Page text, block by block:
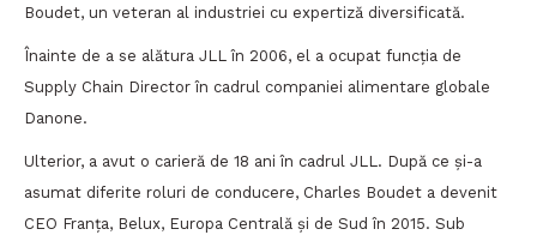
Boudet, un veteran al industriei cu expertiză diversificată.
Înainte de a se alătura JLL în 2006, el a ocupat funcția de
Supply Chain Director în cadrul companiei alimentare globale
Danone.
Ulterior, a avut o carieră de 18 ani în cadrul JLL. După ce și-a
asumat diferite roluri de conducere, Charles Boudet a devenit
CEO Franța, Belux, Europa Centrală și de Sud în 2015. Sub